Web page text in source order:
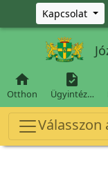
Ugrás a fő tartalomra
Kapcsolat

Otthon

Ügyintéz…